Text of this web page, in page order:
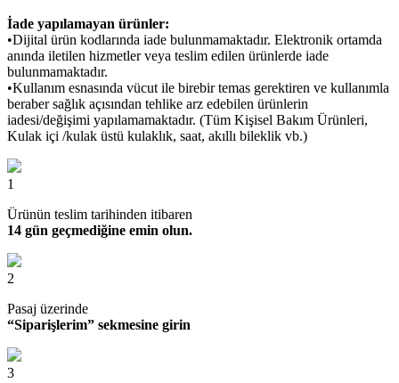
İade yapılamayan ürünler:
•Dijital ürün kodlarında iade bulunmamaktadır. Elektronik ortamda
anında iletilen hizmetler veya teslim edilen ürünlerde iade
bulunmamaktadır.
•Kullanım esnasında vücut ile birebir temas gerektiren ve kullanımla
beraber sağlık açısından tehlike arz edebilen ürünlerin
iadesi/değişimi yapılamamaktadır. (Tüm Kişisel Bakım Ürünleri,
Kulak içi /kulak üstü kulaklık, saat, akıllı bileklik vb.)
1
Ürünün teslim tarihinden itibaren
14 gün geçmediğine emin olun.
2
Pasaj üzerinde
“Siparişlerim” sekmesine girin
3